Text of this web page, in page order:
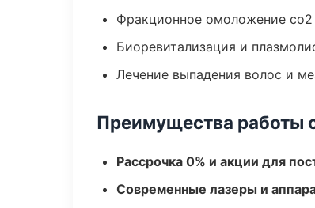
Фракционное омоложение co2
Биоревитализация и
Лечение выпадения волос и
Преимущества работы
Рассрочка 0% и акции для
Современные лазеры и